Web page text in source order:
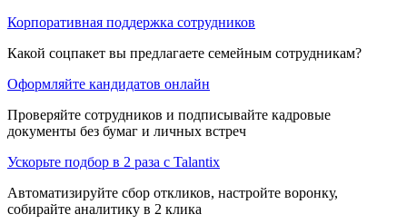
Корпоративная поддержка сотрудников
Какой соцпакет вы предлагаете семейным сотрудникам?
Оформляйте кандидатов онлайн
Проверяйте сотрудников и подписывайте кадровые
документы без бумаг и личных встреч
Ускорьте подбор в 2 раза с Talantix
Автоматизируйте сбор откликов, настройте воронку,
собирайте аналитику в 2 клика